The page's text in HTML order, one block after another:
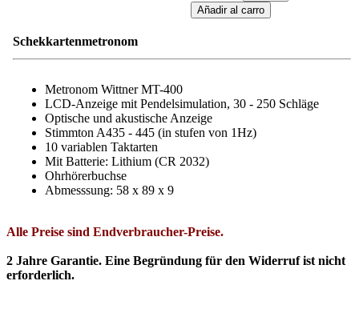
Schekkartenmetronom
Metronom Wittner MT-400
LCD-Anzeige mit Pendelsimulation, 30 - 250 Schläge
Optische und akustische Anzeige
Stimmton A435 - 445 (in stufen von 1Hz)
10 variablen Taktarten
Mit Batterie: Lithium (CR 2032)
Ohrhörerbuchse
Abmesssung: 58 x 89 x 9
Alle Preise sind Endverbraucher-Preise.
2 Jahre Garantie. Eine Begründung für den Widerruf ist nicht
erforderlich.